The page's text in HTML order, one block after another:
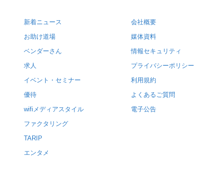
新着ニュース
お助け道場
ベンダーさん
求人
イベント・セミナー
優待
wifiメディアスタイル
ファクタリング
TARIP
エンタメ
会社概要
媒体資料
情報セキュリティ
プライバシーポリシー
利用規約
よくあるご質問
電子公告